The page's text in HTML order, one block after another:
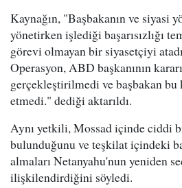
Kaynağın, "Başbakanın ve siyasi
yönetirken işlediği başarısızlığı
görevi olmayan bir siyasetçiyi
Operasyon, ABD başkanının
gerçekleştirilmedi ve başbakan bu
etmedi." dediği aktarıldı.
Aynı yetkili, Mossad içinde ciddi
bulunduğunu ve teşkilat içindeki
almaları Netanyahu'nun yeniden
ilişkilendirdiğini söyledi.